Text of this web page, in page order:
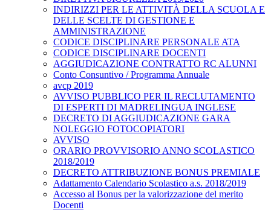
INDIRIZZI PER LE ATTIVITÀ DELLA SCUOLA E
DELLE SCELTE DI GESTIONE E
AMMINISTRAZIONE
CODICE DISCIPLINARE PERSONALE ATA
CODICE DISCIPLINARE DOCENTI
AGGIUDICAZIONE CONTRATTO RC ALUNNI
Conto Consuntivo / Programma Annuale
avcp 2019
AVVISO PUBBLICO PER IL RECLUTAMENTO
DI ESPERTI DI MADRELINGUA INGLESE
DECRETO DI AGGIUDICAZIONE GARA
NOLEGGIO FOTOCOPIATORI
AVVISO
ORARIO PROVVISORIO ANNO SCOLASTICO
2018/2019
DECRETO ATTRIBUZIONE BONUS PREMIALE
Adattamento Calendario Scolastico a.s. 2018/2019
Accesso al Bonus per la valorizzazione del merito
Docenti